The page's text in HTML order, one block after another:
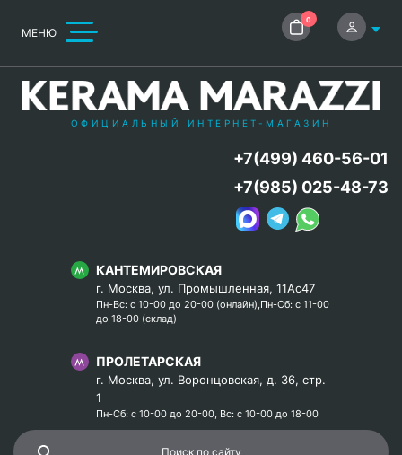
МЕНЮ
0
ОФИЦИАЛЬНЫЙ ИНТЕРНЕТ-МАГАЗИН
КАНТЕМИРОВСКАЯ
г. Москва, ул. Промышленная, 11Ас47
Пн-Вс: с 10-00 до 20-00 (онлайн),Пн-Сб: с 11-00
до 18-00 (склад)
ПРОЛЕТАРСКАЯ
г. Москва, ул. Воронцовская, д. 36, стр.
1
Пн-Сб: с 10-00 до 20-00, Вс: с 10-00 до 18-00
+7(499) 460-56-01
+7(985) 025-48-73